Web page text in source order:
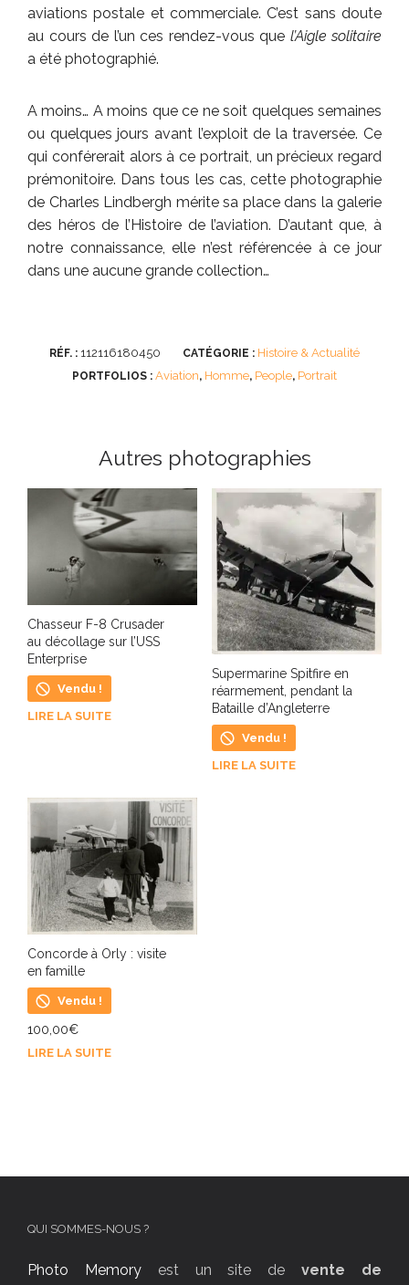
aviations postale et commerciale. C’est sans doute
au cours de l’un ces rendez-vous que l’Aigle solitaire
a été photographié.
A moins… A moins que ce ne soit quelques semaines
ou quelques jours avant l’exploit de la traversée. Ce
qui conférerait alors à ce portrait, un précieux regard
prémonitoire. Dans tous les cas, cette photographie
de Charles Lindbergh mérite sa place dans la galerie
des héros de l’Histoire de l’aviation. D’autant que, à
notre connaissance, elle n’est référencée à ce jour
dans une aucune grande collection…
RÉF. : 112116180450 CATÉGORIE : Histoire & Actualité
PORTFOLIOS : Aviation, Homme, People, Portrait
Autres photographies
Chasseur F-8 Crusader
au décollage sur l’USS
Enterprise
Vendu !
LIRE LA SUITE
Supermarine Spitfire en
réarmement, pendant la
Bataille d’Angleterre
Vendu !
LIRE LA SUITE
Concorde à Orly : visite
en famille
Vendu !
100,00€
LIRE LA SUITE
QUI SOMMES-NOUS ?
Photo Memoryest un site devente de